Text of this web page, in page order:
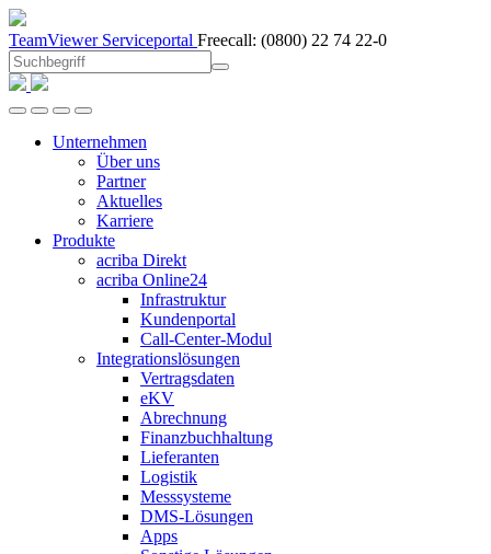
TeamViewer Serviceportal Freecall: (0800) 22 74 22-0
Unternehmen
Über uns
Partner
Aktuelles
Karriere
Produkte
acriba Direkt
acriba Online24
Infrastruktur
Kundenportal
Call-Center-Modul
Integrationslösungen
Vertragsdaten
eKV
Abrechnung
Finanzbuchhaltung
Lieferanten
Logistik
Messsysteme
DMS-Lösungen
Apps